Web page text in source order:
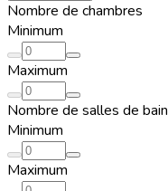
Nombre de chambres
Minimum
Maximum
Nombre de salles de bain
Minimum
Maximum